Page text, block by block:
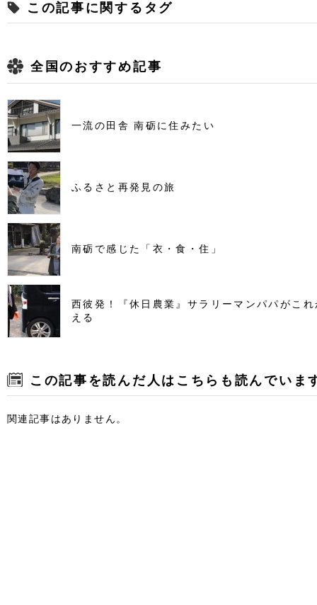
この記事に関するタグ
全国のおすすめ記事
一流の田舎 南砺に住みたい
ふるさと再発見の旅
南砺で感じた「衣・食・住」
西彼発！『休日農業』サラリーマンパパがこ
える
この記事を読んだ人はこちらも読んでいま
関連記事はありません。